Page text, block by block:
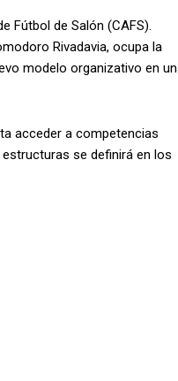
Fútbol de Salón (CAFS).
Rivadavia, ocupa la
modelo organizativo en
acceder a competencias
se definirá en los